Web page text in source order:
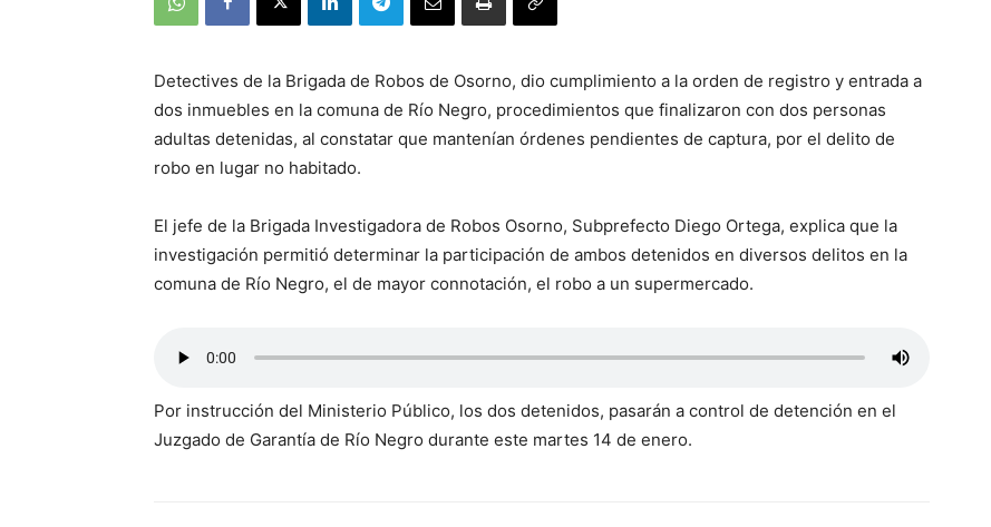
Detectives de la Brigada de Robos de Osorno, dio cumplimiento a la orden de registro y entrada a
dos inmuebles en la comuna de Río Negro, procedimientos que finalizaron con dos personas
adultas detenidas, al constatar que mantenían órdenes pendientes de captura, por el delito de
robo en lugar no habitado.
El jefe de la Brigada Investigadora de Robos Osorno, Subprefecto Diego Ortega, explica que la
investigación permitió determinar la participación de ambos detenidos en diversos delitos en la
comuna de Río Negro, el de mayor connotación, el robo a un supermercado.
Por instrucción del Ministerio Público, los dos detenidos, pasarán a control de detención en el
Juzgado de Garantía de Río Negro durante este martes 14 de enero.